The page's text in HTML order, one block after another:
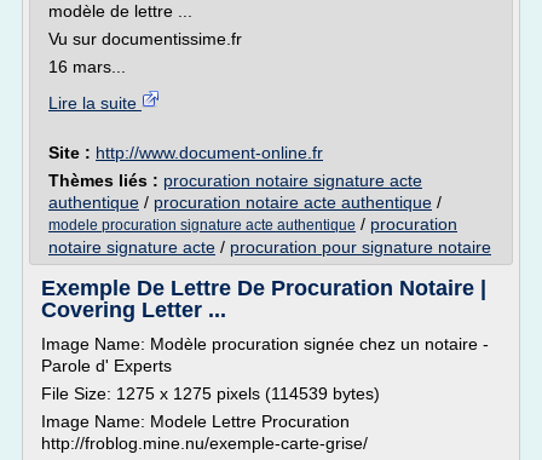
modèle de lettre ...
Vu sur documentissime.fr
16 mars...
Lire la suite
Site : http://www.document-online.fr
Thèmes liés : procuration notaire signature acte
authentique / procuration notaire acte authentique /
modele procuration signature acte authentique / procuration
notaire signature acte / procuration pour signature notaire
Exemple De Lettre De Procuration Notaire |
Covering Letter ...
Image Name: Modèle procuration signée chez un notaire -
Parole d' Experts
File Size: 1275 x 1275 pixels (114539 bytes)
Image Name: Modele Lettre Procuration
http://froblog.mine.nu/exemple-carte-grise/